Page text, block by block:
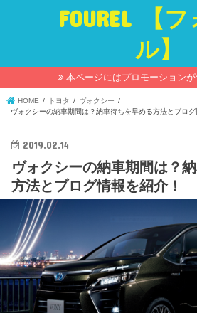
FOUREL 【
ル】
本ページにはプロモーション
HOME トヨタ
ヴォクシー
ヴォクシーの納車期間は？納車待ちを早める方法とブログ
2019.02.14
ヴォクシーの納車期間は？
方法とブログ情報を紹介！